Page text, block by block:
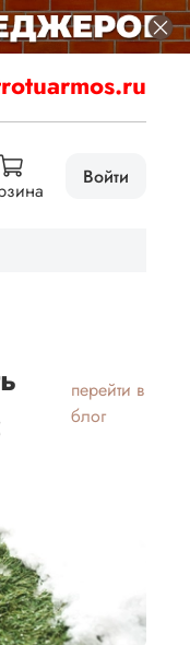
Войти
перейти в
блог